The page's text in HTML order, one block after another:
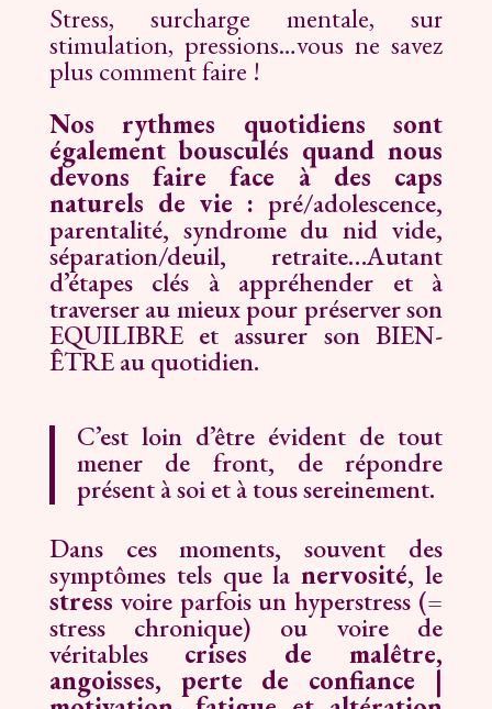
Stress, surcharge mentale, sur
stimulation, pressions…vous ne savez
plus comment faire !
Nos rythmes quotidiens sont
également bousculés quand nous
devons faire face à des caps
naturels de vie :pré/adolescence,
parentalité, syndrome du nid vide,
séparation/deuil, retraite…Autant
d’étapes clés à appréhender et à
traverser au mieux pour préserver son
EQUILIBRE et assurer son BIEN-
ÊTRE au quotidien.
C’est loin d’être évident de tout
mener de front, de répondre
présent à soi et à tous sereinement.
Dans ces moments, souvent des
symptômes tels que lanervosité, le
stress voire parfois un hyperstress (=
stress chronique) ou voire de
véritables crises de malêtre,
angoisses, perte de confiance |